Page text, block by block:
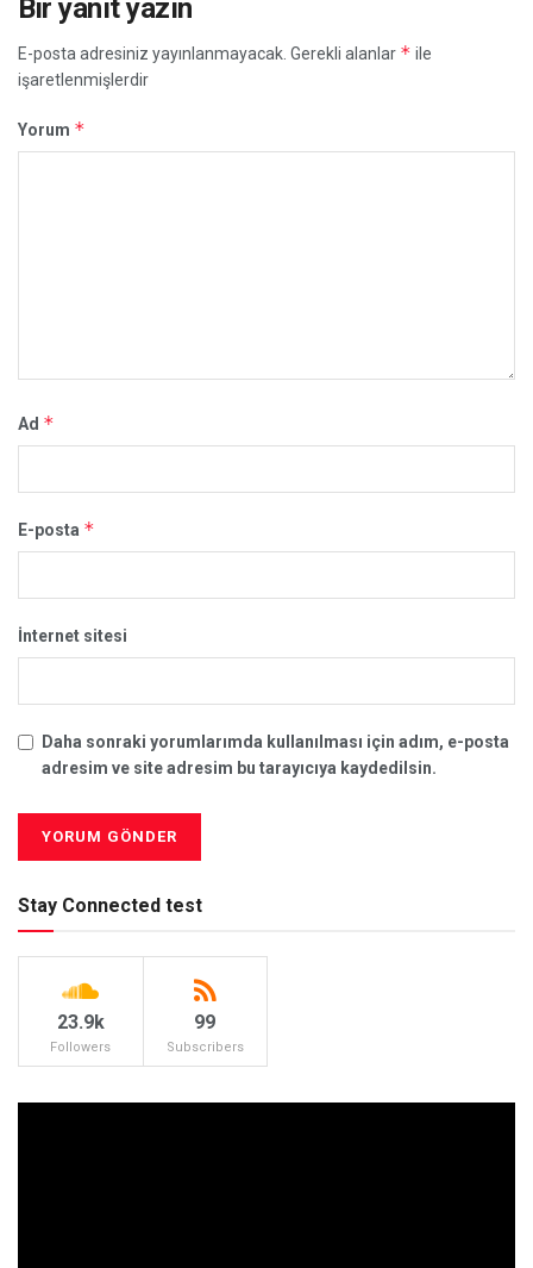
Bir yanıt yazın
E-posta adresiniz yayınlanmayacak. Gerekli alanlar * ile
işaretlenmişlerdir
Yorum *
Ad *
E-posta *
İnternet sitesi
Daha sonraki yorumlarımda kullanılması için adım, e-posta
adresim ve site adresim bu tarayıcıya kaydedilsin.
Stay Connected test
23.9k
Followers
99
Subscribers